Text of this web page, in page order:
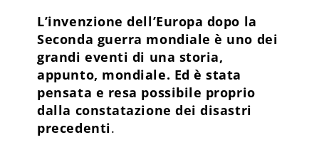
L’invenzione dell’Europa dopo la
Seconda guerra mondiale è uno dei
grandi eventi di una storia,
appunto, mondiale. Ed è stata
pensata e resa possibile proprio
dalla constatazione dei disastri
precedenti.